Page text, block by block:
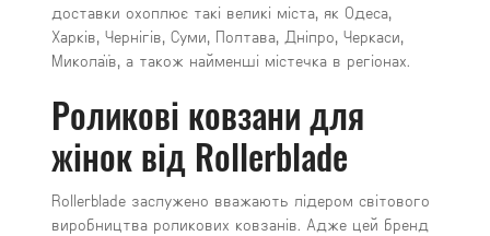
доставки охоплює такі великі міста, як Одеса,
Харків, Чернігів, Суми, Полтава, Дніпро, Черкаси,
Миколаїв, а також найменші містечка в регіонах.
Роликові ковзани для
жінок від Rollerblade
Rollerblade заслужено вважають лідером світового
виробництва роликових ковзанів. Адже цей бренд